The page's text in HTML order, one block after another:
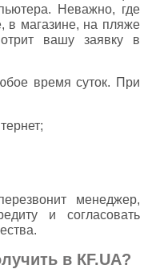
Неважно, где
в магазине, на пляже
вашу заявку в
время суток. При
менеджер,
и согласовать
в КF.UA?